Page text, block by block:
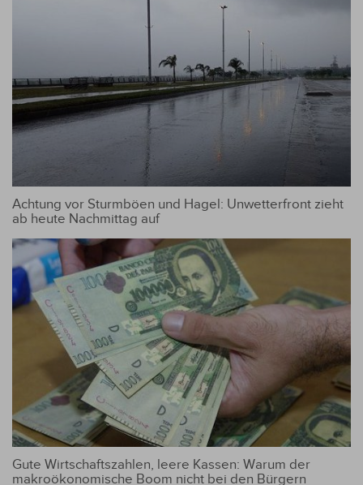
Achtung vor Sturmböen und Hagel: Unwetterfront zieht
ab heute Nachmittag auf
Gute Wirtschaftszahlen, leere Kassen: Warum der
makroökonomische Boom nicht bei den Bürgern